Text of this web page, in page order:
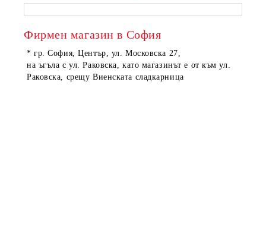
Фирмен магазин в София
* гр. София, Център, ул. Московска 27,
на ъгъла с ул. Раковска, като магазинът е от към ул.
Раковска, срещу Виенската сладкарница